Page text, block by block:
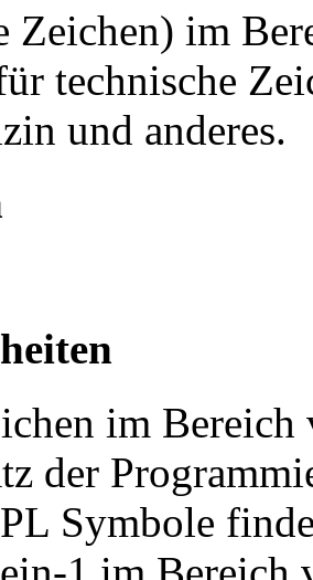
Zeichen) im
technische
und anderes.
im
der
Symbole